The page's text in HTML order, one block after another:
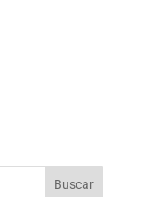
Buscar